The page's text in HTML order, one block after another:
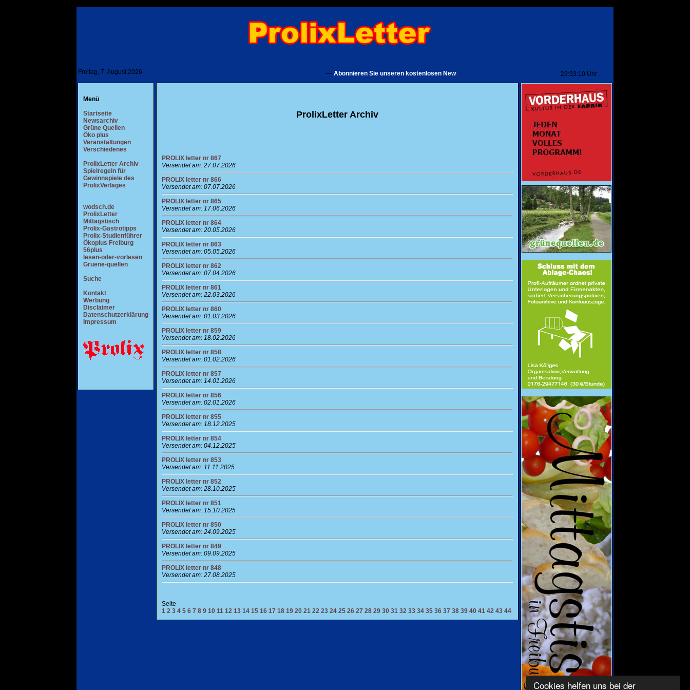
Cookies helfen uns bei der
Freitag, 7. August 2026 Abonnieren Sie unseren kostenlosen Newsletter auf unserer Startseite ! Abonnieren Sie unseren kostenlosen
23:33:10 Uhr
Menü
Startseite
Newsarchiv
Grüne Quellen
Öko plus
Veranstaltungen
Verschiedenes
ProlixLetter Archiv
Spielregeln für
Gewinnspiele des
ProlixVerlages
wodsch.de
ProlixLetter
Mittagstisch
Prolix-Gastrotipps
Prolix-Studienführer
Ökoplus Freiburg
56plus
lesen-oder-vorlesen
Gruene-quellen
Suche
Kontakt
Werbung
Disclaimer
Datenschutzerklärung
Impressum
ProlixLetter Archiv
PROLIX letter nr 867
Versendet am: 27.07.2026
PROLIX letter nr 866
Versendet am: 07.07.2026
PROLIX letter nr 865
Versendet am: 17.06.2026
PROLIX letter nr 864
Versendet am: 20.05.2026
PROLIX letter nr 863
Versendet am: 05.05.2026
PROLIX letter nr 862
Versendet am: 07.04.2026
PROLIX letter nr 861
Versendet am: 22.03.2026
PROLIX letter nr 860
Versendet am: 01.03.2026
PROLIX letter nr 859
Versendet am: 18.02.2026
PROLIX letter nr 858
Versendet am: 01.02.2026
PROLIX letter nr 857
Versendet am: 14.01.2026
PROLIX letter nr 856
Versendet am: 02.01.2026
PROLIX letter nr 855
Versendet am: 18.12.2025
PROLIX letter nr 854
Versendet am: 04.12.2025
PROLIX letter nr 853
Versendet am: 11.11.2025
PROLIX letter nr 852
Versendet am: 28.10.2025
PROLIX letter nr 851
Versendet am: 15.10.2025
PROLIX letter nr 850
Versendet am: 24.09.2025
PROLIX letter nr 849
Versendet am: 09.09.2025
PROLIX letter nr 848
Versendet am: 27.08.2025
Seite
1 2 3 4 5 6 7 8 9 10 11 12 13 14 15 16 17 18 19 20 21 22 23 24 25 26 27 28 29 30 31 32 33 34 35 36 37 38 39 40 41 42 43 44